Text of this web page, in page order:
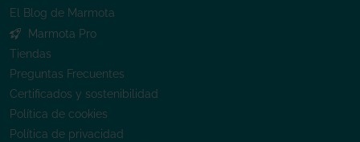
El Blog de Marmota
Marmota Pro
Tiendas
Preguntas Frecuentes
Certificados y sostenibilidad
Política de cookies
Política de privacidad